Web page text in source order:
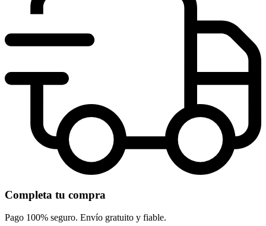
Completa tu compra
Pago 100% seguro. Envío gratuito y fiable.